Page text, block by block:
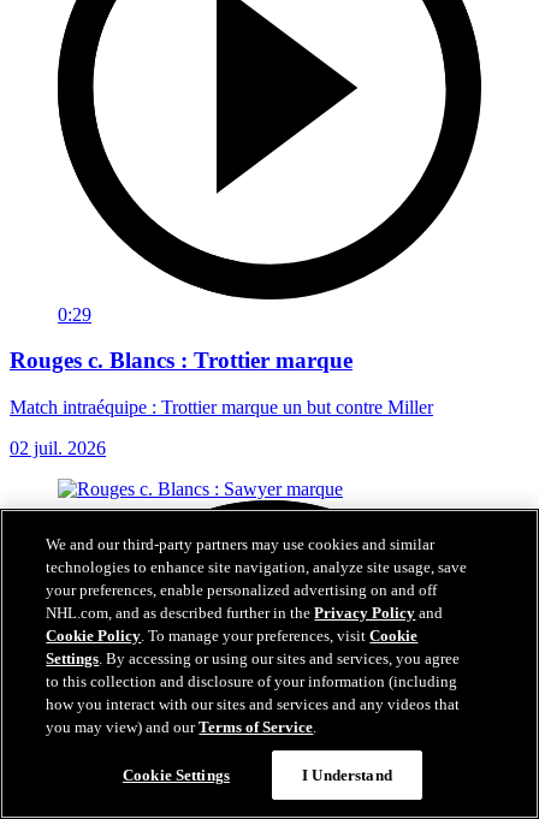
0:29
Rouges c. Blancs : Trottier marque
Match intraéquipe : Trottier marque un but contre Miller
02 juil. 2026
We and our third-party partners may use cookies and similar
technologies to enhance site navigation, analyze site usage, save
your preferences, enable personalized advertising on and off
NHL.com, and as described further in thePrivacy Policy and
Cookie Policy. To manage your preferences, visitCookie
Settings. By accessing or using our sites and services, you agree
to this collection and disclosure of your information (including
how you interact with our sites and services and any videos that
you may view) and ourTerms of Service.
Cookie Settings I Understand